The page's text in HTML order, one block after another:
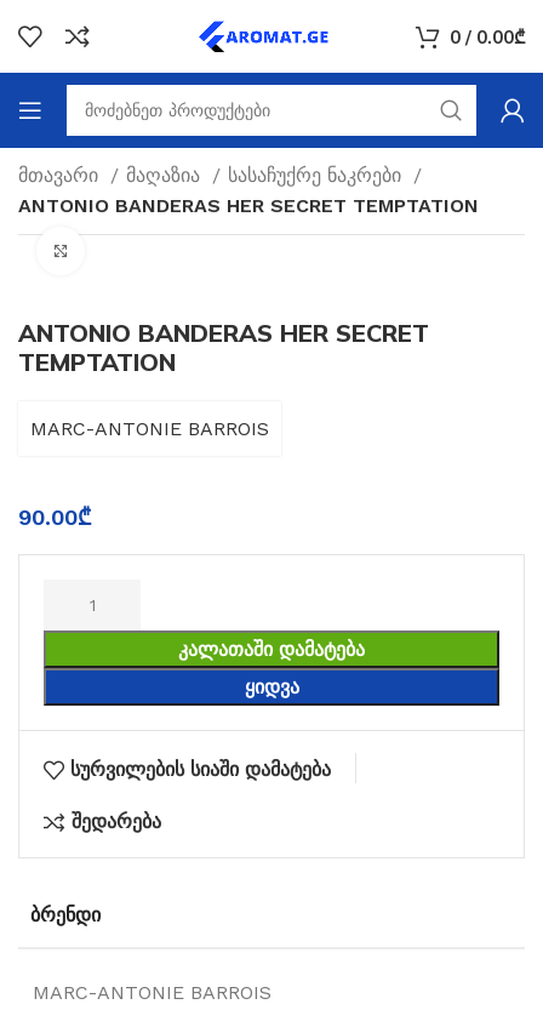
0 / 0.00₾
მთავარი მაღაზია
სასაჩუქრე ნაკრები
ANTONIO BANDERAS HER SECRET TEMPTATION
ANTONIO BANDERAS HER SECRET
TEMPTATION
MARC-ANTONIE BARROIS
90.00₾
ᲙᲐᲚᲐᲗᲐᲨᲘ ᲓᲐᲛᲐᲢᲔᲑᲐ
ᲧᲘᲓᲕᲐ
სურვილების სიაში დამატება
შედარება
ᲑᲠᲔᲜᲓᲘ
MARC-ANTONIE BARROIS